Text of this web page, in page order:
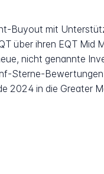
Buyout mit
über ihren EQT Mid
nicht genannte
Sterne-
2024 in die Greater